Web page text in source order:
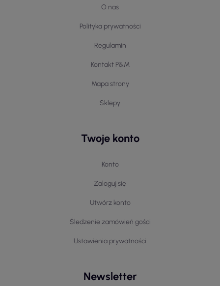
O nas
Polityka prywatności
Regulamin
Kontakt P&M
Mapa strony
Sklepy
Twoje konto
Konto
Zaloguj się
Utwórz konto
Śledzenie zamówień gości
Ustawienia prywatności
Newsletter